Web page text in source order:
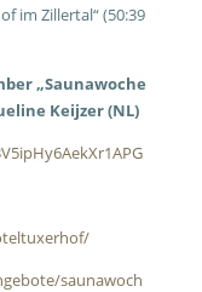
im Zillertal“ (50:39
„Saunawoche
Keijzer (NL)
saunawoch